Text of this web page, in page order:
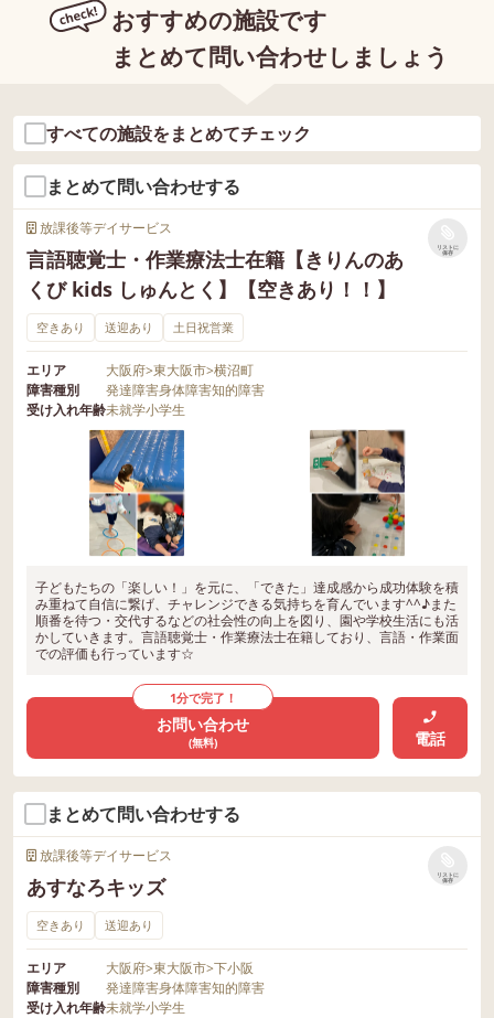
おすすめの施設です
まとめて問い合わせしましょう
すべての施設をまとめてチェック
まとめて問い合わせする
放課後等デイサービス
言語聴覚士・作業療法士在籍【きりんのあ
くび kids しゅんとく】【空きあり！！】
リストに
保存
空きあり 送迎あり 土日祝営業
エリア 大阪府>東大阪市>横沼町
障害種別
発達障害身体障害知的障害
受け入れ年齢未就学小学生
子どもたちの「楽しい！」を元に、「できた」達成感から成功体験を積
み重ねて自信に繋げ、チャレンジできる気持ちを育んでいます^^♪また
順番を待つ・交代するなどの社会性の向上を図り、園や学校生活にも活
かしていきます。言語聴覚士・作業療法士在籍しており、言語・作業面
での評価も行っています☆
1分で完了！
お問い合わせ
(無料) 電話
まとめて問い合わせする
放課後等デイサービス
あすなろキッズ
リストに
保存
空きあり 送迎あり
エリア 大阪府>東大阪市>下小阪
障害種別
発達障害身体障害知的障害
受け入れ年齢未就学小学生